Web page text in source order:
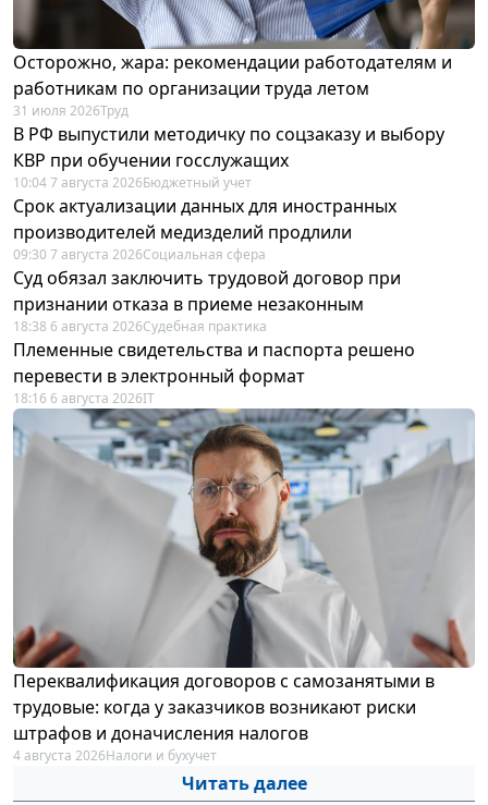
Осторожно, жара: рекомендации работодателям и
работникам по организации труда летом
31 июля 2026Труд
В РФ выпустили методичку по соцзаказу и выбору
КВР при обучении госслужащих
10:04 7 августа 2026Бюджетный учет
Срок актуализации данных для иностранных
производителей медизделий продлили
09:30 7 августа 2026Социальная сфера
Суд обязал заключить трудовой договор при
признании отказа в приеме незаконным
18:38 6 августа 2026Судебная практика
Племенные свидетельства и паспорта решено
перевести в электронный формат
18:16 6 августа 2026IT
Переквалификация договоров с самозанятыми в
трудовые: когда у заказчиков возникают риски
штрафов и доначисления налогов
4 августа 2026Налоги и бухучет
Читать далее